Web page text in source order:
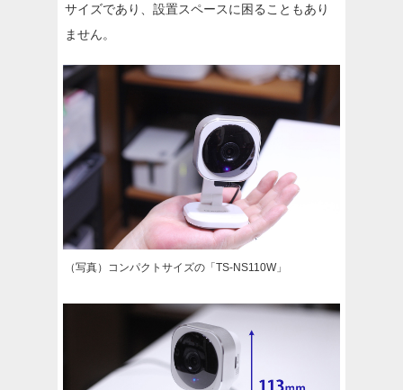
サイズであり、設置スペースに困ることもあり
ません。
（写真）コンパクトサイズの「TS-NS110W」